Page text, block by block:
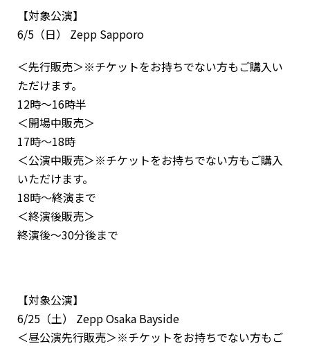
【対象公演】
6/5（日） Zepp Sapporo
＜先行販売＞※チケットをお持ちでない方もご購入い
ただけます。
12時〜16時半
＜開場中販売＞
17時〜18時
＜公演中販売＞※チケットをお持ちでない方もご購入
いただけます。
18時〜終演まで
＜終演後販売＞
終演後〜30分後まで
【対象公演】
6/25（土） Zepp Osaka Bayside
＜昼公演先行販売＞※チケットをお持ちでない方もご